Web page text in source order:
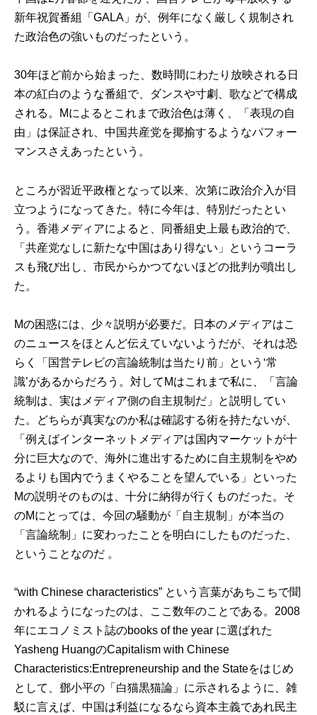
新年祝賀番組「GALA」が、例年になく厳しく規制され
た政治色の強いものだったという。
30年ほど前から始まった、数時間にわたり放映される日
本の紅白のような番組で、ダンスや寸劇、歌などで構成
される。Mによるとこれまで政治色は薄く、「表現の自
由」は保証され、中国共産党を揶揄するようなパフォー
マンスさえあったという。
ところが習近平政権となって以来、次第に政治介入が目
立つようになってきた。特に今年は、特別だったとい
う。香港メディアによると、同番組史上最も政治的で、
「共産党なしに新たな中国はあり得ない」というコーラ
スも飛び出し、市民からかつてないほどの批判が噴出し
た。
Mの困惑には、少々説明が必要だ。日本のメディアはこ
のニュースをほとんど伝えていないようだが、それは恐
らく「国営テレビの言論統制は当たり前」という‘常
識’があるからだろう。対してMはこれまで私に、「言論
統制は、実はメディア側の自主規制だ」と説明してい
た。どちらが真実なのか私は確認する術を持たないが、
「例えばインターネットメディアは国内マーケットが十
分に巨大なので、海外に進出するために自主規制をやめ
るよりも国内でうまくやることを望んでいる」といった
Mの説明そのものは、十分に納得が行くものだった。そ
のMにとっては、今回の騒動が「自主規制」が本当の
「言論統制」に変わったことを明白にしたものだった、
ということなのだ 。
“with Chinese characteristics” という言葉があちこちで聞
かれるようになったのは、ここ数年のことである。2008
年にエコノミスト誌のbooks of the year に選ばれた
Yasheng HuangのCapitalism with Chinese
Characteristics:Entrepreneurship and the Stateをはじめ
として、鄧小平の「白猫黒猫論」に示されるように、雑
駁に言えば、中国は利益になるなら資本主義であれ民主